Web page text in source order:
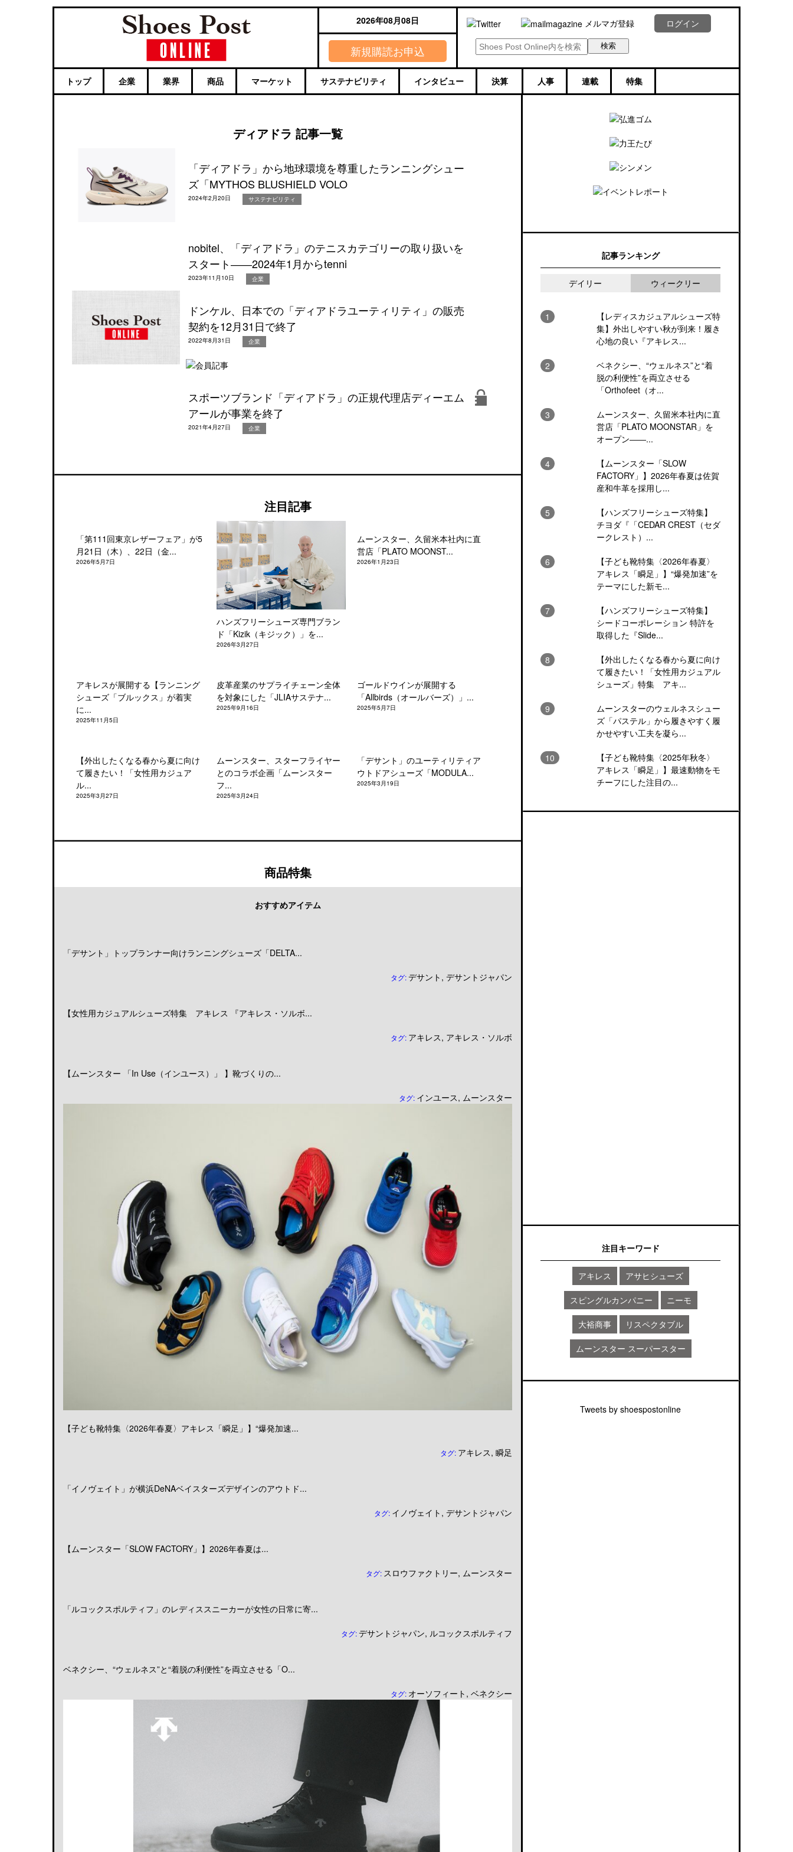
2026年08月08日
新規購読お申込
メルマガ登録 ログイン
トップ 企業 業界 商品 マーケット サステナビリティ インタビュー 決算 人事 連載 特集
ディアドラ 記事一覧
「ディアドラ」から地球環境を尊重したランニングシュー
ズ「MYTHOS BLUSHIELD VOLO
2024年2月20日 サステナビリティ
nobitel、「ディアドラ」のテニスカテゴリーの取り扱いを
スタート――2024年1月からtenni
2023年11月10日 企業
ドンケル、日本での「ディアドラユーティリティ」の販売
契約を12月31日で終了
2022年8月31日 企業
スポーツブランド「ディアドラ」の正規代理店ディーエム
アールが事業を終了
2021年4月27日 企業
注目記事
「第111回東京レザーフェア」が5
月21日（木）、22日（金...
2026年5月7日
ハンズフリーシューズ専門ブラン
ド「Kizik（キジック）」を...
2026年3月27日
ムーンスター、久留米本社内に直
営店「PLATO MOONST...
2026年1月23日
アキレスが展開する【ランニング
シューズ「ブルックス」が着実
に...
2025年11月5日
皮革産業のサプライチェーン全体
を対象にした「JLIAサステナ...
2025年9月16日
ゴールドウインが展開する
「Allbirds（オールバーズ）」...
2025年5月7日
【外出したくなる春から夏に向け
て履きたい！「女性用カジュア
ル...
2025年3月27日
ムーンスター、スターフライヤー
とのコラボ企画「ムーンスター
フ...
2025年3月24日
「デサント」のユーティリティア
ウトドアシューズ「MODULA...
2025年3月19日
商品特集
おすすめアイテム
「デサント」トップランナー向けランニングシューズ「DELTA...
タグ:デサント , デサントジャパン
【女性用カジュアルシューズ特集 アキレス 『アキレス・ソルボ...
タグ: アキレス, アキレス・ソルボ
【ムーンスター 「In Use（インユース）」 】靴づくりの...
タグ: インユース, ムーンスター
【子ども靴特集〈2026年春夏〉アキレス「瞬足」】“爆発加速...
タグ: アキレス, 瞬足
「イノヴェイト」が横浜DeNAベイスターズデザインのアウトド...
タグ: イノヴェイト , デサントジャパン
【ムーンスター「SLOW FACTORY」】2026年春夏は...
タグ: スロウファクトリー, ムーンスター
「ルコックスポルティフ」のレディススニーカーが女性の日常に寄...
タグ:デサントジャパン, ルコックスポルティフ
ベネクシー、“ウェルネス”と“着脱の利便性”を両立させる「O...
タグ: オーソフィート , ベネクシー
記事ランキング
デイリー ウィークリー
【レディスカジュアルシューズ特
集】外出しやすい秋が到来！履き
心地の良い『アキレス...
ベネクシー、“ウェルネス”と“着
脱の利便性”を両立させる
「Orthofeet（オ...
ムーンスター、久留米本社内に直
営店「PLATO MOONSTAR」を
オープン――...
【ムーンスター「SLOW
FACTORY」】2026年春夏は佐賀
産和牛革を採用し...
【ハンズフリーシューズ特集】
チヨダ『「CEDAR CREST（セダ
ークレスト）...
【子ども靴特集〈2026年春夏〉
アキレス「瞬足」】“爆発加速”を
テーマにした新モ...
【ハンズフリーシューズ特集】
シードコーポレーション 特許を
取得した『Slide...
【外出したくなる春から夏に向け
て履きたい！「女性用カジュアル
シューズ」特集 アキ...
ムーンスターのウェルネスシュー
ズ「パステル」から履きやすく履
かせやすい工夫を凝ら...
【子ども靴特集〈2025年秋冬〉
アキレス「瞬足」】最速動物をモ
チーフにした注目の...
注目キーワード
アキレス アサヒシューズ
スピングルカンパニー ニーモ
大裕商事 リスペクタブル
ムーンスター スーパースター
Tweets by shoespostonline